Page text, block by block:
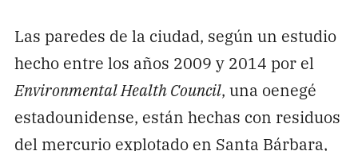
Las paredes de la ciudad, según un estudio
hecho entre los años 2009 y 2014 por el
Environmental Health Council, una oenegé
estadounidense, están hechas con residuos
del mercurio explotado en Santa Bárbara,